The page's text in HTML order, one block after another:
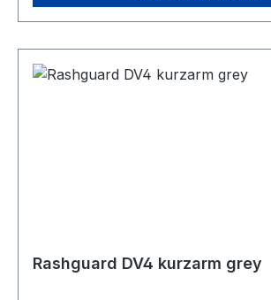
Rashguard DV4 kurzarm grey